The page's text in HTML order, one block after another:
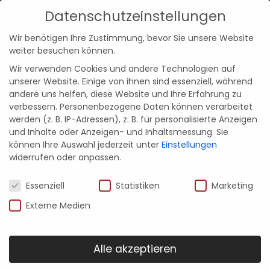
Kontakt
zurück zu allen Beiträgen
30. Juni 2020
Küchenplanung: Schritt
Datenschutzeinstellungen
Wir benötigen Ihre Zustimmung, bevor Sie unsere Website
weiter besuchen können.
Wir verwenden Cookies und andere Technologien auf
unserer Website. Einige von ihnen sind essenziell, während
andere uns helfen, diese Website und Ihre Erfahrung zu
verbessern. Personenbezogene Daten können verarbeitet
werden (z. B. IP-Adressen), z. B. für personalisierte Anzeigen
und Inhalte oder Anzeigen- und Inhaltsmessung. Sie
können Ihre Auswahl jederzeit unter Einstellungen
widerrufen oder anpassen.
Datenschutzeinstellungen
Essenziell Statistiken
Marketing
Externe Medien
Alle akzeptieren